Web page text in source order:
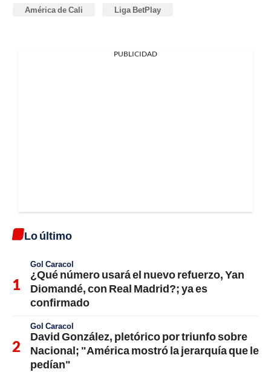
América de Cali Liga BetPlay
PUBLICIDAD
Lo último
Gol Caracol
¿Qué número usará el nuevo refuerzo, Yan
Diomandé, con Real Madrid?; ya es
confirmado
Gol Caracol
David González, pletórico por triunfo sobre
Nacional; "América mostró la jerarquía que le
pedían"